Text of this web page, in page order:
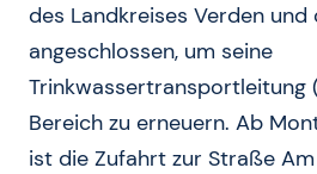
des Landkreises Verden
angeschlossen, um seine
Trinkwassertransportleitung
Bereich zu erneuern. Ab
ist die Zufahrt zur Straße